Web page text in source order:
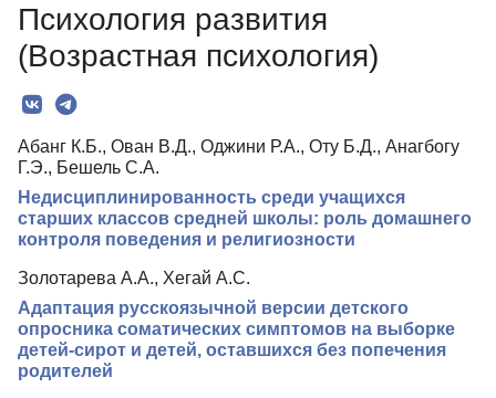
Миссия
Редколлегия
Редакционная политика
Индексирование
Для авторов
Рубрики
Препринты
Подписка
Контакты
Психология развития
(Возрастная психология)
Абанг К.Б., Ован В.Д., Оджини Р.А., Оту Б.Д., Анагбогу
Г.Э., Бешель С.А.
Недисциплинированность среди учащихся
старших классов средней школы: роль домашнего
контроля поведения и религиозности
Золотарева А.А., Хегай А.С.
Адаптация русскоязычной версии детского
опросника соматических симптомов на выборке
детей-сирот и детей, оставшихся без попечения
родителей